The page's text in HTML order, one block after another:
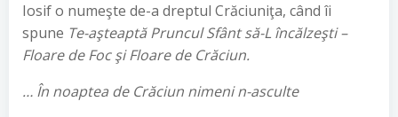
Iosif o numeşte de-a dreptul Crăciuniţa, când îi
spune Te-aşteaptă Pruncul Sfânt să-L încălzeşti –
Floare de Focşi Floare de Crăciun.
… În noaptea de Crăciun nimeni n-asculte